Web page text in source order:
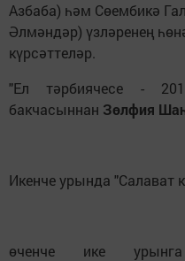
Азбаба) һәм Сөембикә
Әлмәндәр) үзләренең
күрсәттеләр.
"Ел тәрбиячесе -
бакчасыннан Зөлфия
Икенче урында "Салават
өченче ике